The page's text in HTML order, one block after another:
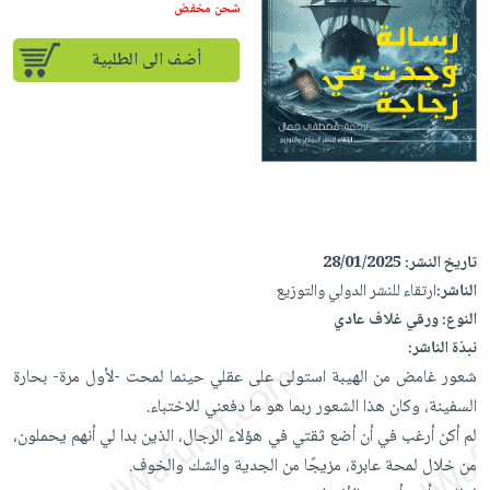
إختياراتنا
كتب
أكاديمية
صندوق
القراءة
iKitab
بلا
حدود
أسئلة
يتكرر
iKitab
على
Android
تحميل
iKitab
على
Apple
أسئلة
يتكرر
طرحها
تحميل
masmu3
على
masmu3
على
Apple
المواضيع
الأكثر
مبيعاً
إختياراتنا
وسائل
القراءة
جوائز
تعليمية
الصحة
والعناية
الشخصية
جديد
أجهزة
العناية
الشخصية
العناية
وتصفيف
الشعر
العناية
بالجسم
المطبخ
والسفرة
الكل
أواني
الطهي
أدوات
متجر
الهدايا
أقسام
شحن مخفض
أضف الى الطلبية
تاريخ النشر:28/01/2025
الناشر:ارتقاء للنشر الدولي والتوزيع
النوع:ورقي غلاف عادي
نبذة الناشر:
شعور غامض من الهيبة استولى على عقلي حينما لمحت -لأول مرة- بحارة
السفينة، وكان هذا الشعور ربما هو ما دفعني للاختباء.
لم أكن أرغب في أن أضع ثقتي في هؤلاء الرجال، الذين بدا لي أنهم يحملون،
من خلال لمحة عابرة، مزيجًا من الجدية والشك والخوف.